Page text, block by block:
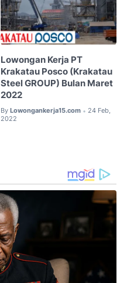
Lowongan Kerja PT
Krakatau Posco (Krakatau
Steel GROUP) Bulan Maret
2022
By Lowongankerja15.com • 24 Feb,
2022